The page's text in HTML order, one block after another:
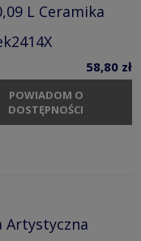
L Ceramika
58,80 zł
POWIADOM O
DOSTĘPNOŚCI
Artystyczna